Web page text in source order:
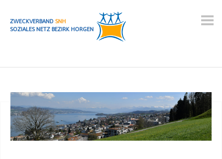
ZWECKVERBAND SNH
SOZIALES NETZ BEZIRK HORGEN